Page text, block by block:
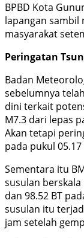
BPBD Kota
lapangan sambil
masyarakat
Peringatan
Badan
sebelumnya
dini terkait
M7.3 dari lepas
Akan tetapi
pada pukul 05.17
Sementara itu
susulan
dan 98.52 BT
susulan itu
jam setelah